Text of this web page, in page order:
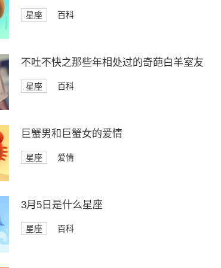
星座 百科
不吐不快之那些年相处过的奇葩白羊室友
星座 百科
巨蟹男和巨蟹女的爱情
星座 爱情
3月5日是什么星座
星座 百科